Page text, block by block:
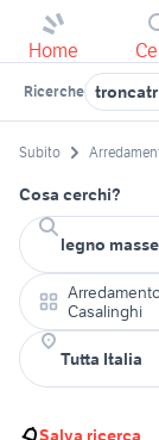
Home
Ricerche
Subito
Cosa cerchi?
Casalinghi
Salva ricerca